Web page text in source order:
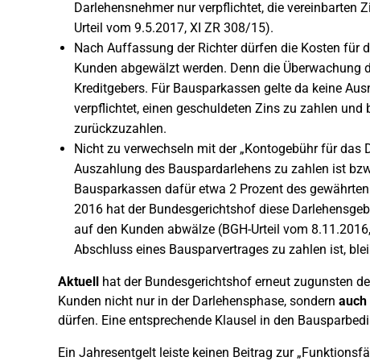
Darlehensnehmer nur verpflichtet, die vereinbarten
Urteil vom 9.5.2017, XI ZR 308/15).
Nach Auffassung der Richter dürfen die Kosten für
Kunden abgewälzt werden. Denn die Überwachung
Kreditgebers. Für Bausparkassen gelte da keine
verpflichtet, einen geschuldeten Zins zu zahlen
zurückzuzahlen.
Nicht zu verwechseln mit der „Kontogebühr für das
Auszahlung des Bauspardarlehens zu zahlen ist
Bausparkassen dafür etwa 2 Prozent des
2016 hat der Bundesgerichtshof diese
auf den Kunden abwälze (BGH-Urteil vom
Abschluss eines Bausparvertrages zu zahlen ist,
Aktuell hat der Bundesgerichtshof erneut zugunsten
Kunden nicht nur in der Darlehensphase, sondern auch
dürfen. Eine entsprechende Klausel in den
Ein Jahresentgelt leiste keinen Beitrag zur